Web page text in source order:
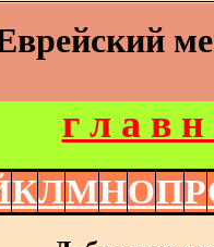
г л а в н
КЛМНОПР